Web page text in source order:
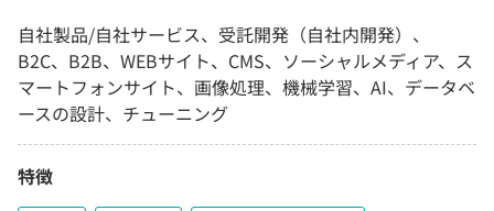
自社製品/自社サービス、受託開発（自社内開発）、
B2C、B2B、WEBサイト、CMS、ソーシャルメディア、ス
マートフォンサイト、画像処理、機械学習、AI、データベ
ースの設計、チューニング
特徴